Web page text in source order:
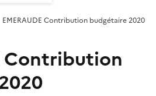
EMERAUDE Contribution budgétaire 2020
Contribution